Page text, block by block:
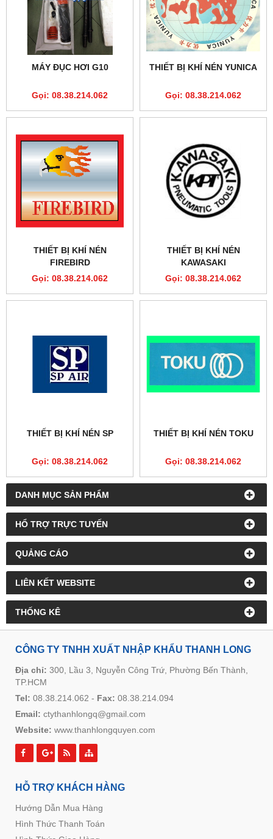
DANH MỤC SẢN PHẨM
HỔ TRỢ TRỰC TUYẾN
QUẢNG CÁO
LIÊN KẾT WEBSITE
THỐNG KÊ
MÁY ĐỤC HƠI G10
Gọi: 08.38.214.062
THIẾT BỊ KHÍ NÉN YUNICA
Gọi: 08.38.214.062
THIẾT BỊ KHÍ NÉN
FIREBIRD
Gọi: 08.38.214.062
THIẾT BỊ KHÍ NÉN
KAWASAKI
Gọi: 08.38.214.062
THIẾT BỊ KHÍ NÉN SP
Gọi: 08.38.214.062
THIẾT BỊ KHÍ NÉN TOKU
Gọi: 08.38.214.062
CÔNG TY TNHH XUẤT NHẬP KHẨU THANH LONG
Địa chỉ: 300, Lầu 3, Nguyễn Công Trứ, Phường Bến Thành,
TP.HCM
Tel: 08.38.214.062 - Fax: 08.38.214.094
Email: ctythanhlongq@gmail.com
Website: www.thanhlongquyen.com
HỖ TRỢ KHÁCH HÀNG
Hướng Dẫn Mua Hàng
Hình Thức Thanh Toán